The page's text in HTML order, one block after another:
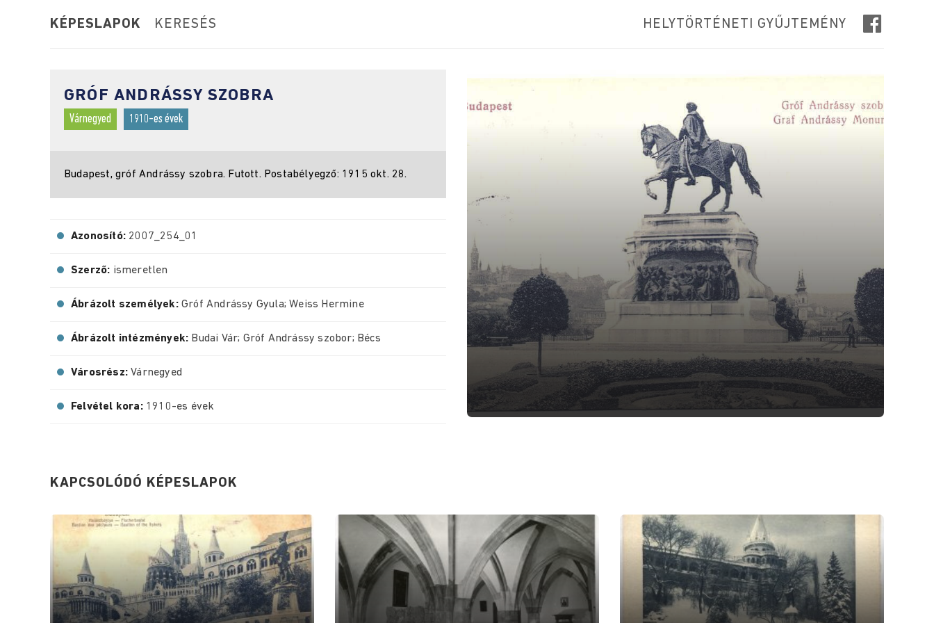
KÉPESLAPOK KERESÉS HELYTÖRTÉNETI GYŰJTEMÉNY
GRÓF ANDRÁSSY SZOBRA
Várnegyed 1910-es évek
Budapest, gróf Andrássy szobra. Futott. Postabélyegző: 1915 okt. 28.
Azonosító: 2007_254_01
Szerző: ismeretlen
Ábrázolt személyek: Gróf Andrássy Gyula; Weiss Hermine
Ábrázolt intézmények: Budai Vár; Gróf Andrássy szobor; Bécs
Városrész:Várnegyed
Felvétel kora: 1910-es évek
KAPCSOLÓDÓ KÉPESLAPOK